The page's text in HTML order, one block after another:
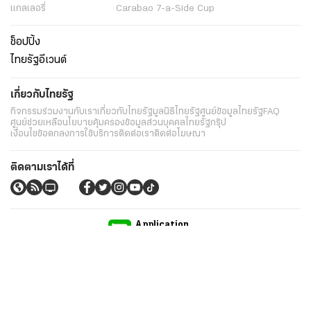
แกลเลอรี่
Carabao 7-a-Side Cup
ช็อปปิ้ง
ไทยรัฐอีเวนต์
เกี่ยวกับไทยรัฐ
กิจกรรมร่วมงานกับเราเกี่ยวกับไทยรัฐมูลนิธิไทยรัฐศูนย์ข้อมูลไทยรัฐFAQ
ศูนย์ช่วยเหลือนโยบายคุ้มครองข้อมูลส่วนบุคคลไทยรัฐกรุ๊ป
เงื่อนไขข้อตกลงการใช้บริการติดต่อเราติดต่อโฆษณา
ติดตามเราได้ที่
Application